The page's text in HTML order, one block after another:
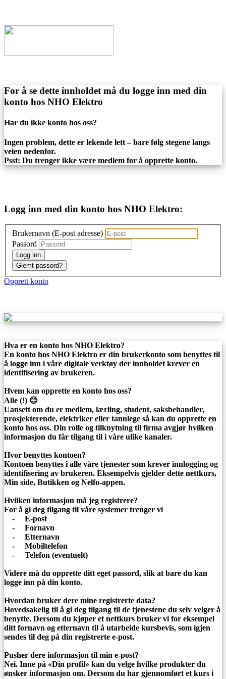
For å se dette innholdet må du logge inn med din
konto hos NHO Elektro
Har du ikke konto hos oss?
Ingen problem, dette er lekende lett – bare følg stegene langs
veien nedenfor.
Psst: Du trenger ikke være medlem for å opprette konto.
Logg inn med din konto hos NHO Elektro:
Brukernavn (E-post adresse)
Passord
Logg inn
Glemt passord?
Opprett konto
Hva er en konto hos NHO Elektro?
En konto hos NHO Elektro er din brukerkonto som benyttes til
å logge inn i våre digitale verktøy der innholdet krever en
identifisering av brukeren.
Hvem kan opprette en konto hos oss?
Alle (!) 😊
Uansett om du er medlem, lærling, student, saksbehandler,
prosjekterende, elektriker eller tannlege så kan du opprette en
konto hos oss. Din rolle og tilknytning til firma avgjør hvilken
informasjon du får tilgang til i våre ulike kanaler.
Hvor benyttes kontoen?
Kontoen benyttes i alle våre tjenester som krever innlogging og
identifisering av brukeren. Eksempelvis gjelder dette nettkurs,
Min side, Butikken og Nelfo-appen.
Hvilken informasjon må jeg registrere?
For å gi deg tilgang til våre systemer trenger vi
- E-post
- Fornavn
- Etternavn
- Mobiltelefon
- Telefon (eventuelt)
Videre må du opprette ditt eget passord, slik at bare du kan
logge inn på din konto.
Hvordan bruker dere mine registrerte data?
Hovedsakelig til å gi deg tilgang til de tjenestene du selv velger å
benytte. Dersom du kjøper et nettkurs bruker vi for eksempel
ditt fornavn og etternavn til å utarbeide kursbevis, som igjen
sendes til deg på din registrerte e-post.
Pusher dere informasjon til min e-post?
Nei. Inne på «Din profil» kan du velge hvilke produkter du
ønsker informasjon om. Dersom du har gjennomført et kurs i